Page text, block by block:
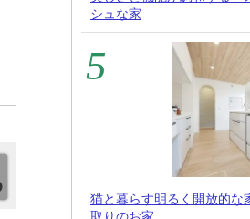
シュな家
猫と暮らす明るく開放的な